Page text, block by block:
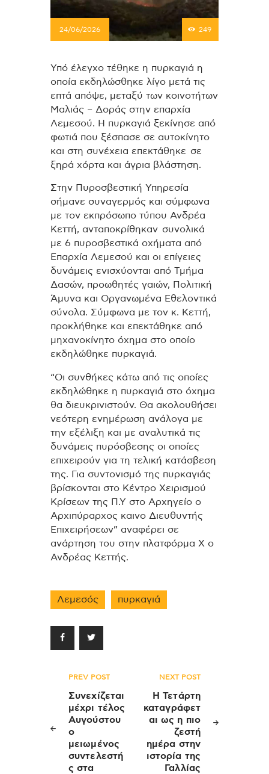
24/06/2026 249
Υπό έλεγχο τέθηκε η πυρκαγιά η
οποία εκδηλώσθηκε λίγο μετά τις
επτά απόψε, μεταξύ των κοινοτήτων
Μαλιάς – Δοράς στην επαρχία
Λεμεσού. Η πυρκαγιά ξεκίνησε από
φωτιά που ξέσπασε σε αυτοκίνητο
και στη συνέχεια επεκτάθηκε σε
ξηρά χόρτα και άγρια βλάστηση.
Στην Πυροσβεστική Υπηρεσία
σήμανε συναγερμός και σύμφωνα
με τον εκπρόσωπο τύπου Ανδρέα
Κεττή, ανταποκρίθηκαν συνολικά
με 6 πυροσβεστικά οχήματα από
Επαρχία Λεμεσού και οι επίγειες
δυνάμεις ενισχύονται από Τμήμα
Δασών, προωθητές γαιών, Πολιτική
Άμυνα και Οργανωμένα Εθελοντικά
σύνολα. Σύμφωνα με τον κ. Κεττή,
προκλήθηκε και επεκτάθηκε από
μηχανοκίνητο όχημα στο οποίο
εκδηλώθηκε πυρκαγιά.
“Οι συνθήκες κάτω από τις οποίες
εκδηλώθηκε η πυρκαγιά στο όχημα
θα διευκρινιστούν. Θα ακολουθήσει
νεότερη ενημέρωση ανάλογα με
την εξέλιξη και με αναλυτικά τις
δυνάμεις πυρόσβεσης οι οποίες
επιχειρούν για τη τελική κατάσβεση
της. Για συντονισμό της πυρκαγιάς
βρίσκονται στο Κέντρο Χειρισμού
Κρίσεων της Π.Υ στο Αρχηγείο ο
Αρχιπύραρχος καινο Διευθυντής
Επιχειρήσεων” αναφέρει σε
ανάρτηση του στην πλατφόρμα Χ ο
Ανδρέας Κεττής.
Λεμεσός πυρκαγιά
Πλοήγηση
άρθρων
PREV POST
Συνεχίζεται
μέχρι τέλος
Αυγούστου
ο
μειωμένος
συντελεστή
ς στα
NEXT POST
Η Τετάρτη
καταγράφετ
αι ως η πιο
ζεστή
ημέρα στην
ιστορία της
Γαλλίας